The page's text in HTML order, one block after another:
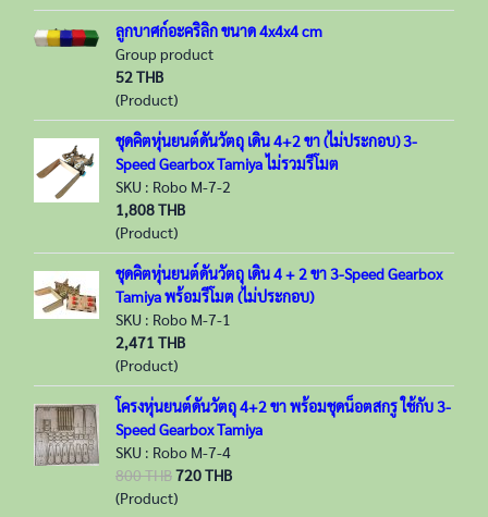
ลูกบาศก์อะคริลิก ขนาด 4x4x4 cm
Group product
52 THB
(Product)
ชุดคิตหุ่นยนต์ดันวัตถุ เดิน 4+2 ขา (ไม่ประกอบ) 3-
Speed Gearbox Tamiya ไม่รวมรีโมต
SKU : Robo M-7-2
1,808 THB
(Product)
ชุดคิตหุ่นยนต์ดันวัตถุ เดิน 4 + 2 ขา 3-Speed Gearbox
Tamiya พร้อมรีโมต (ไม่ประกอบ)
SKU : Robo M-7-1
2,471 THB
(Product)
โครงหุ่นยนต์ดันวัตถุ 4+2 ขา พร้อมชุดน็อตสกรู ใช้กับ 3-
Speed Gearbox Tamiya
SKU : Robo M-7-4
800 THB720 THB
(Product)